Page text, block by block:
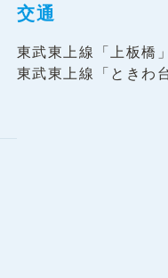
交通
東武東上線「上板橋
東武東上線「ときわ